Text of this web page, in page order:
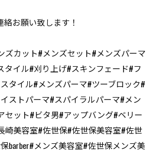
お願い致します！
ズカット#メンズセット#メンズパーマ
タイル#刈り上げ#スキンフェード#フ
タイル#メンズパーマ#ツーブロック#
ストパーマ#スパイラルパーマ#メン
セット#ビタ男#アップバング#ベリー
崎美容室#佐世保#佐世保美容室#佐世
barber#メンズ美容室#佐世保メンズ美